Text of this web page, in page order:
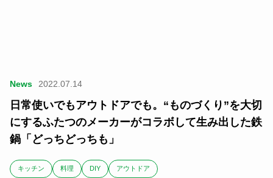
News 2022.07.14
日常使いでもアウトドアでも。“ものづくり”を大切
にするふたつのメーカーがコラボして生み出した鉄
鍋「どっちどっちも」
キッチン 料理 DIY アウトドア